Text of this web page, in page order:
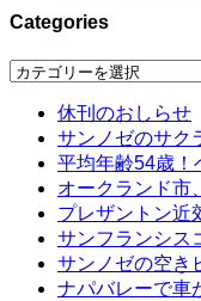
Categories
Categories
休刊のおしらせ
サンノゼのサク
平均年齢54歳！
オークランド市
プレザントン近
サンフランシス
サンノゼの空き
ナパバレーで車